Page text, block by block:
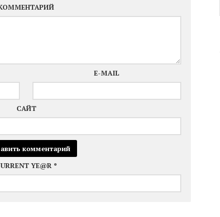
E-MAIL
САЙТ
YE@R *